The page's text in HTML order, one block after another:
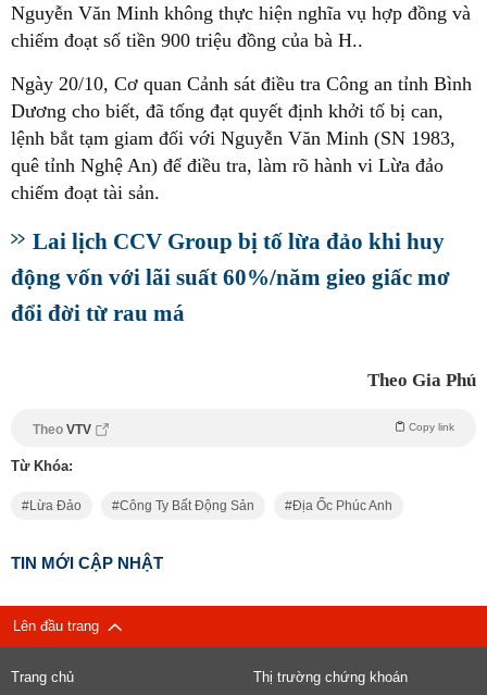
Nguyễn Văn Minh không thực hiện nghĩa vụ hợp đồng và
chiếm đoạt số tiền 900 triệu đồng của bà H..
Ngày 20/10, Cơ quan Cảnh sát điều tra Công an tỉnh Bình
Dương cho biết, đã tống đạt quyết định khởi tố bị can,
lệnh bắt tạm giam đối với Nguyễn Văn Minh (SN 1983,
quê tỉnh Nghệ An) để điều tra, làm rõ hành vi Lừa đảo
chiếm đoạt tài sản.
Lai lịch CCV Group bị tố lừa đảo khi huy
động vốn với lãi suất 60%/năm gieo giấc mơ
đổi đời từ rau má
Theo Gia Phú
Theo VTV Copy link
Từ Khóa:
Lừa Đảo Công Ty Bất Động Sản Địa Ốc Phúc Anh
TIN MỚI CẬP NHẬT
Lên đầu trang
Trang chủ Thị trường chứng khoán